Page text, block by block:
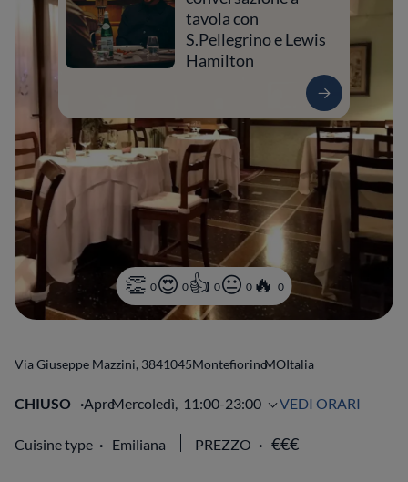
0 0 0 0 0
tavola con
S.Pellegrino e Lewis
Hamilton
Via Giuseppe Mazzini, 3841045MontefiorinoMOItalia
CHIUSO ApreMercoledì, 11:00-23:00 VEDI ORARI
Cuisine type Emiliana PREZZO